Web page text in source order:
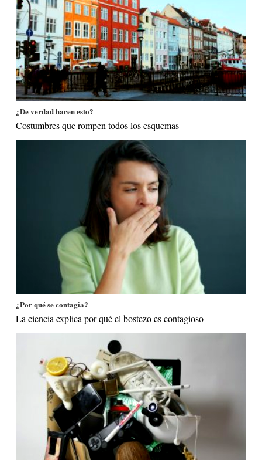
¿De verdad hacen esto?
Costumbres que rompen todos los esquemas
¿Por qué se contagia?
La ciencia explica por qué el bostezo es contagioso